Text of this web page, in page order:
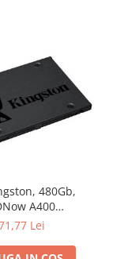
480Gb,
A400
480G"
Lei